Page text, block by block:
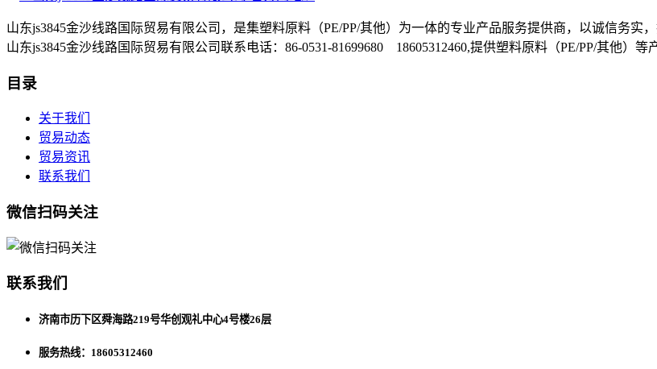
山东js3845金沙线路国际贸易有限公司，是集塑料原料（PE/PP/其他）为一体的专业产品服务提供商，以诚信务实
山东js3845金沙线路国际贸易有限公司联系电话：86-0531-81699680 18605312460,提供塑料原料（PE/PP/其他）
目录
关于我们
贸易动态
贸易资讯
联系我们
微信扫码关注
联系我们
济南市历下区舜海路219号华创观礼中心4号楼26层
服务热线：18605312460